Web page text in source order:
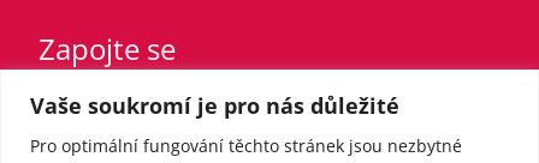
Vaše soukromí je pro nás důležité
Pro optimální fungování těchto stránek jsou nezbytné
Zapojte se
Vstupte do strany
Registrovaný sympatizant